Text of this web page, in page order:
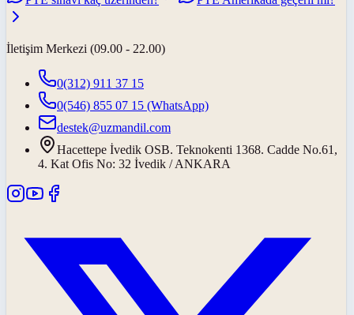
İletişim Merkezi (09.00 - 22.00)
0(312) 911 37 15
0(546) 855 07 15 (WhatsApp)
destek@uzmandil.com
Hacettepe İvedik OSB. Teknokenti 1368. Cadde No.61,
4. Kat Ofis No: 32 İvedik / ANKARA